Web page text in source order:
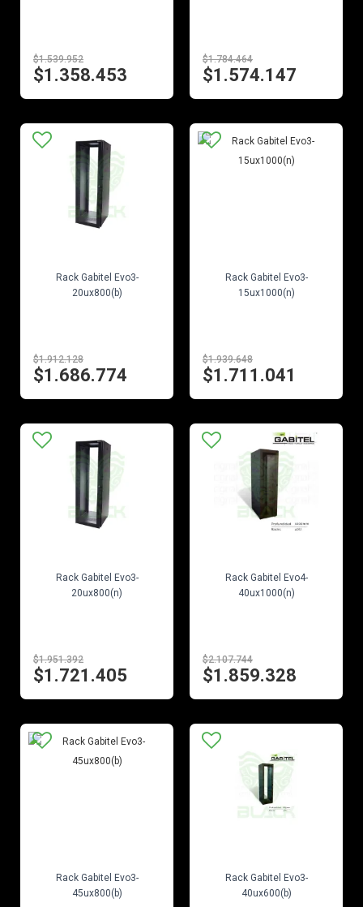
$1.539.952
$1.358.453
$1.784.464
$1.574.147
Rack Gabitel Evo3-
20ux800(b)
$1.912.128
$1.686.774
Rack Gabitel Evo3-
15ux1000(n)
$1.939.648
$1.711.041
Rack Gabitel Evo3-
20ux800(n)
$1.951.392
$1.721.405
Rack Gabitel Evo4-
40ux1000(n)
$2.107.744
$1.859.328
Rack Gabitel Evo3-
45ux800(b)
Rack Gabitel Evo3-
40ux600(b)